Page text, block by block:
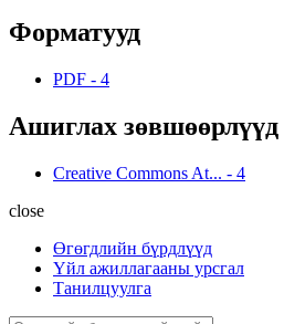
Форматууд
PDF - 4
Ашиглах зөвшөөрлүүд
Creative Commons At... - 4
close
Өгөгдлийн бүрдлүүд
Үйл ажиллагааны урсгал
Танилцуулга